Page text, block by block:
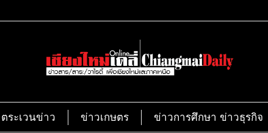
ตระเวนข่าว ข่าวเกษตร ข่าวการศึกษา ข่าวธุรกิจ